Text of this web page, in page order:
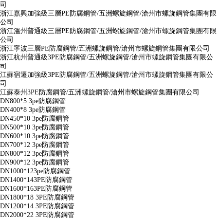
司
浙江嘉興加強級三層PE防腐鋼管/五洲螺旋鋼管/滄州市螺旋鋼管集團有限
公司
浙江溫州普通級三層PE防腐鋼管/五洲螺旋鋼管/滄州市螺旋鋼管集團有限
公司
浙江寧波三層PE防腐鋼管/五洲螺旋鋼管/滄州市螺旋鋼管集團有限公司
浙江杭州普通級3PE防腐鋼管/五洲螺旋鋼管/滄州市螺旋鋼管集團有限公
司
江蘇宿遷加強級3PE防腐鋼管/五洲螺旋鋼管/滄州市螺旋鋼管集團有限公
司
江蘇泰州3PE防腐鋼管/五洲螺旋鋼管/滄州市螺旋鋼管集團有限公司
DN800*5 3pe防腐鋼管
DN400*8 3pe防腐鋼管
DN450*10 3pe防腐鋼管
DN500*10 3pe防腐鋼管
DN600*10 3pe防腐鋼管
DN700*12 3pe防腐鋼管
DN800*12 3pe防腐鋼管
DN900*12 3pe防腐鋼管
DN1000*123pe防腐鋼管
DN1400*143PE防腐鋼管
DN1600*163PE防腐鋼管
DN1800*18 3PE防腐鋼管
DN1200*14 3PE防腐鋼管
DN2000*22 3PE防腐鋼管